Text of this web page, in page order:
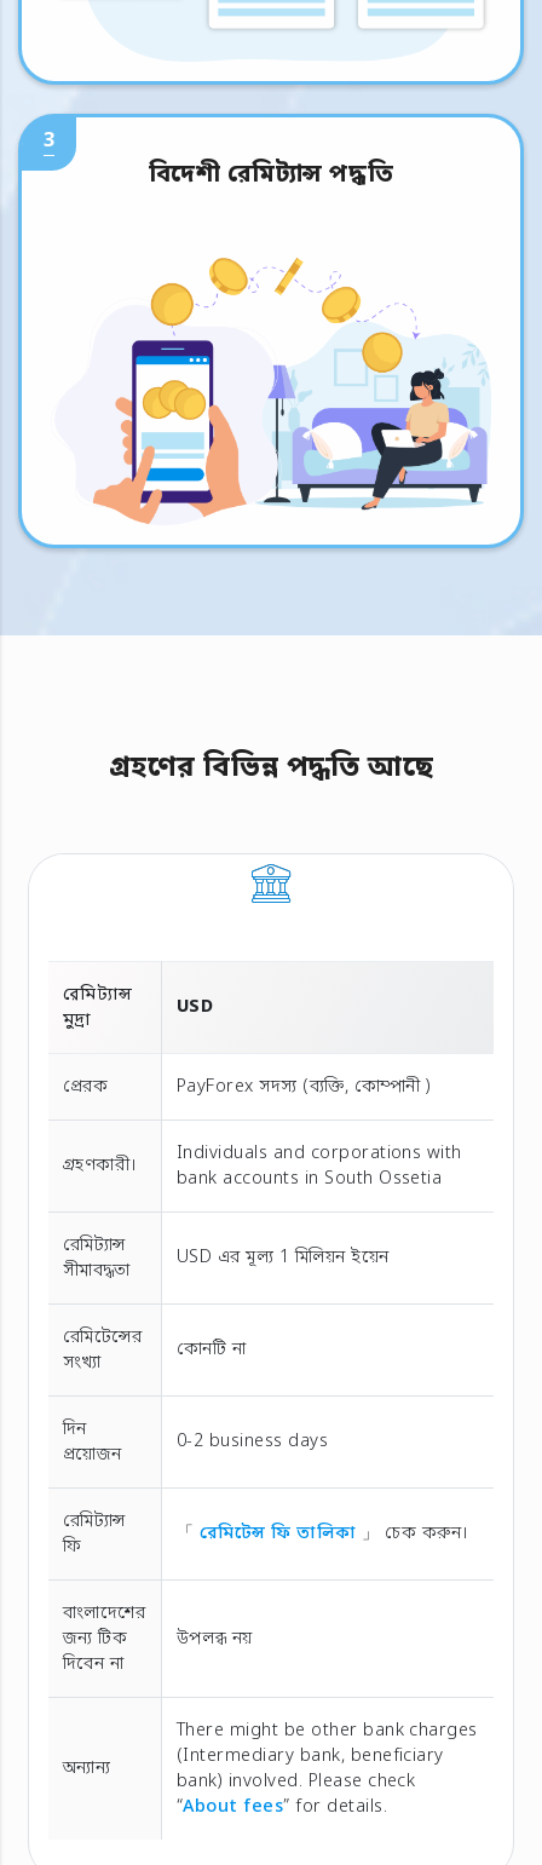
3
বিদেশী রেমিট্যান্স পদ্ধতি
গ্রহণের বিভিন্ন পদ্ধতি আছে
রেমিট্যান্স
মুদ্রা
USD
প্রেরক PayForex সদস্য (ব্যক্তি, কোম্পানী )
গ্রহণকারী।
Individuals and corporations with
bank accounts in South Ossetia
রেমিট্যান্স
সীমাবদ্ধতা
USD এর মূল্য 1 মিলিয়ন ইয়েন
রেমিটেন্সের
সংখ্যা
কোনটি না
দিন
প্রয়োজন
0-2 business days
রেমিট্যান্স
ফি
「 রেমিটেন্স ফি তালিকা 」 চেক করুন।
বাংলাদেশের
জন্য টিক
দিবেন না
উপলব্ধ নয়
অন্যান্য
There might be other bank charges
(Intermediary bank, beneficiary
bank) involved. Please check
“About fees” for details.